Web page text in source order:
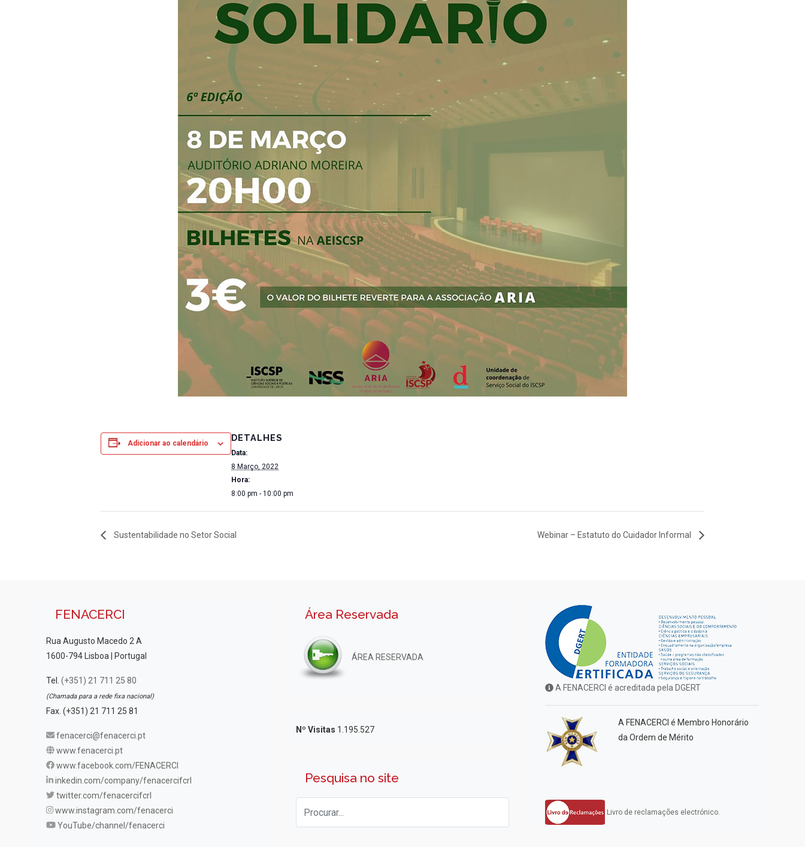
Adicionar ao calendário
DETALHES
Data:
8 Março, 2022
Hora:
8:00 pm - 10:00 pm
Sustentabilidade no Setor Social Webinar – Estatuto do Cuidador Informal
FENACERCI
Rua Augusto Macedo 2 A
1600-794 Lisboa | Portugal
Tel. (+351) 21 711 25 80
(Chamada para a rede fixa nacional)
Fax. (+351) 21 711 25 81
fenacerci@fenacerci.pt
www.fenacerci.pt
www.facebook.com/FENACERCI
inkedin.com/company/fenacercifcrl
twitter.com/fenacercifcrl
www.instagram.com/fenacerci
YouTube/channel/fenacerci
Área Reservada
ÁREA RESERVADA
Nº Visitas 1.195.527
Pesquisa no site
A FENACERCI é acreditada pela DGERT
A FENACERCI é Membro Honorário
da Ordem de Mérito
Livro de reclamações electrónico.